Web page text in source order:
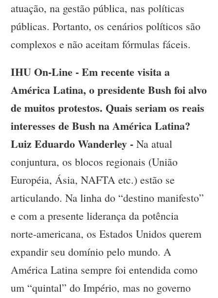
atuação, na gestão pública, nas políticas
públicas. Portanto, os cenários políticos são
complexos e não aceitam fórmulas fáceis.
IHU On-Line - Em recente visita a
América Latina, o presidente Bush foi alvo
de muitos protestos. Quais seriam os reais
interesses de Bush na América Latina?
Luiz Eduardo Wanderley - Na atual
conjuntura, os blocos regionais (União
Européia, Ásia, NAFTA etc.) estão se
articulando. Na linha do “destino manifesto”
e com a presente liderança da potência
norte-americana, os Estados Unidos querem
expandir seu domínio pelo mundo. A
América Latina sempre foi entendida como
um “quintal” do Império, mas no governo